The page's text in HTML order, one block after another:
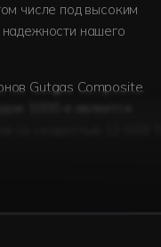
числе под высоким
нашего
Gutgas Composite.
1000-е является
со скоростью 12 000! То